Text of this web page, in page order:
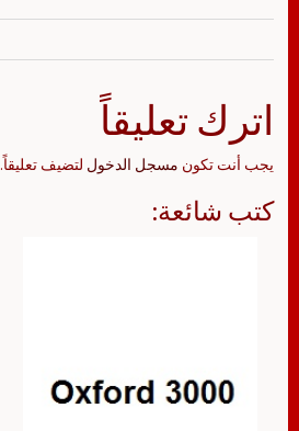
اترك تعليقاً
يجب أنت تكون مسجل الدخول لتضيف تعليقاً.
كتب شائعة: